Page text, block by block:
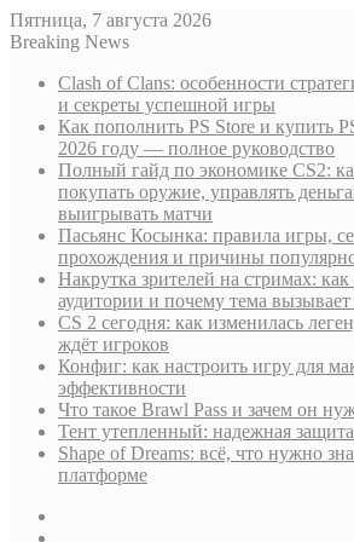
Пятница, 7 августа 2026
Breaking News
Clash of Clans: особенности
и секреты успешной игры
Как пополнить PS Store и купить
2026 году — полное руководство
Полный гайд по экономике CS2:
покупать оружие, управлять
выигрывать матчи
Пасьянс Косынка: правила игры,
прохождения и причины
Накрутка зрителей на стримах: как
аудитории и почему тема
CS 2 сегодня: как изменилась
ждёт игроков
Конфиг: как настроить игру для
эффективности
Что такое Brawl Pass и зачем он
Тент утепленный: надежная
Shape of Dreams: всё, что нужно
платформе